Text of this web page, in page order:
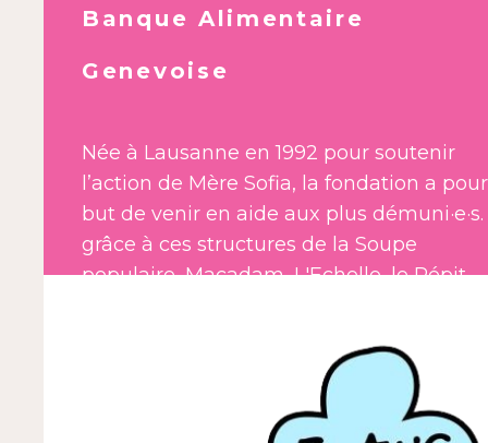
Banque Alimentaire
Genevoise
Née à Lausanne en 1992 pour soutenir
l’action de Mère Sofia, la fondation a pour
but de venir en aide aux plus démuni·e·s.
grâce à ces structures de la Soupe
populaire, Macadam, L'Echelle, le Répit.